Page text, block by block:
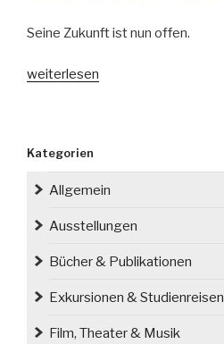
Seine Zukunft ist nun offen.
„Giersdorfer
Tal
stehen
Verkauf“
weiterlesen
Kategorien
Allgemein
Ausstellungen
Bücher & Publikationen
Exkursionen & Studienreisen
Film, Theater & Musik